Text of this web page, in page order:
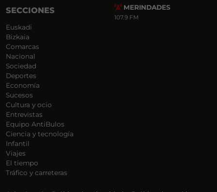
SECCIONES
Euskadi
Bizkaia
Comarcas
Nacional
Sociedad
Deportes
Economía
Sucesos
Cultura y ocio
Entrevistas
Equipo AntiBulos
Ciencia y tecnología
Infantil
Viajes
El tiempo
Tráfico y carreteras
MERINDADES
107.9 FM